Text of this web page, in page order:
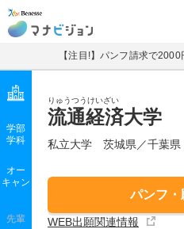
マナビジョン
【注目!】パンフ請求で
りゅうつうけいざい
流通経済大学
私立大学 茨城県／千葉県
パンフ・
WEB出願関連情報
学部
学科
オー
キャン
先輩